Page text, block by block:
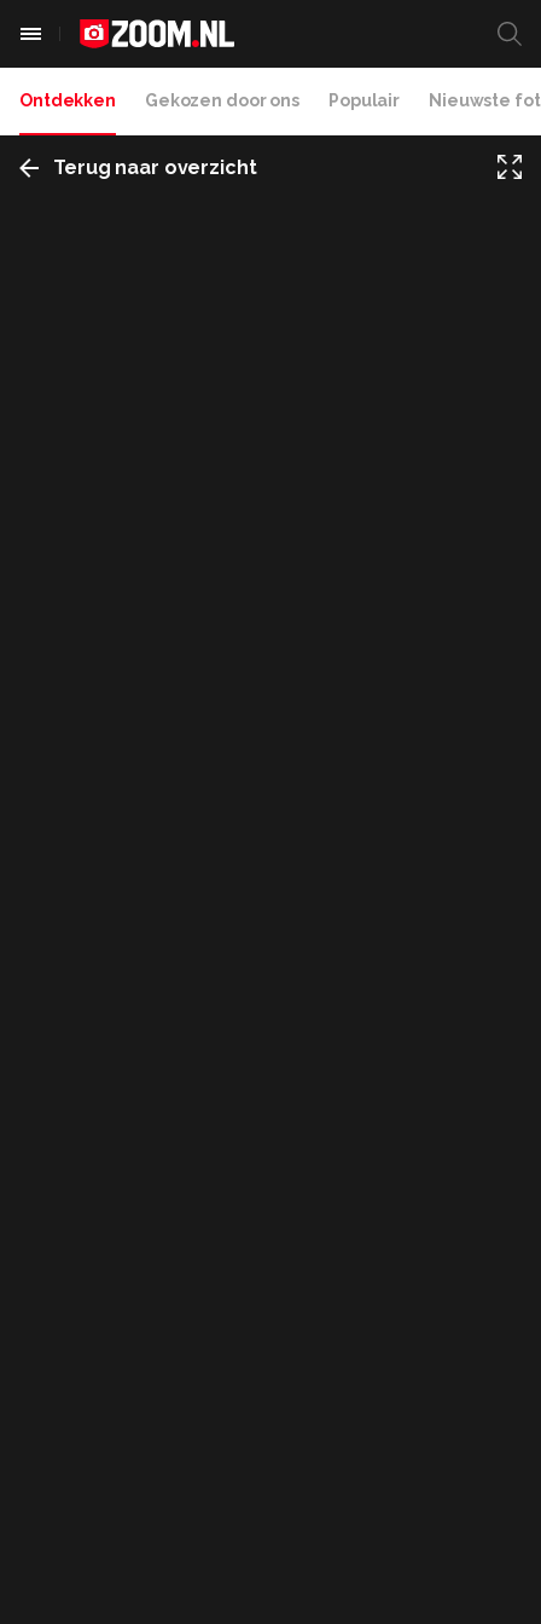
Ontdekken Gekozen door ons Populair Nieuwste
Terug naar overzicht